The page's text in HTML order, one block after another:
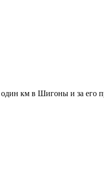
км в Шигоны и за его